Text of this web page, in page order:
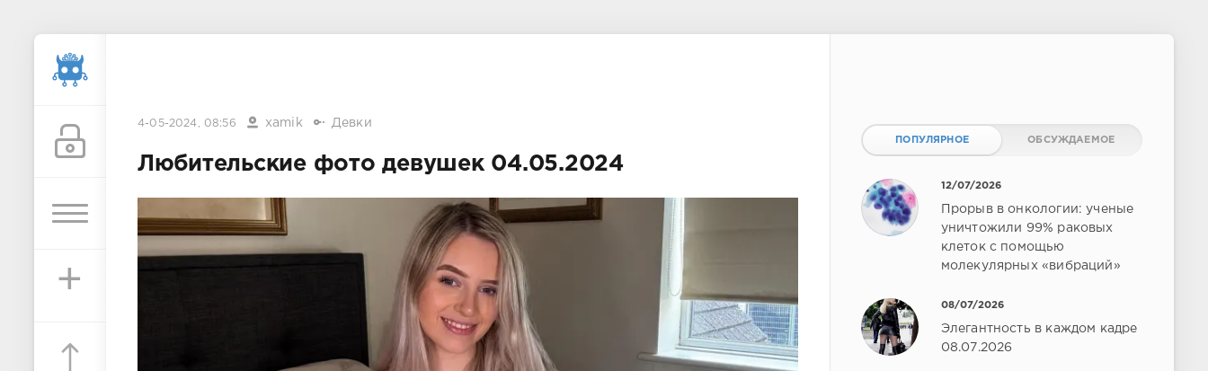
+
4-05-2024, 08:56 xamik Девки
Любительские фото девушек 04.05.2024
ПОПУЛЯРНОЕ ОБСУЖДАЕМОЕ
12/07/2026
Прорыв в онкологии: ученые
уничтожили 99% раковых
клеток с помощью
молекулярных «вибраций»
08/07/2026
Элегантность в каждом кадре
08.07.2026